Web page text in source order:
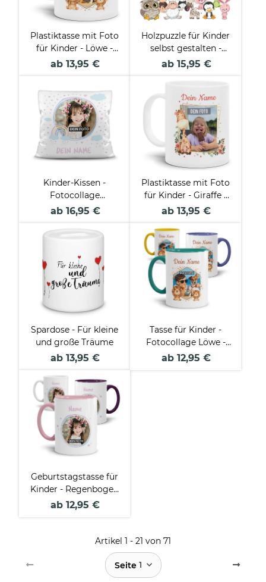
Plastiktasse mit Foto
für Kinder - Löwe -
mit Name
ab 13,95 €
Holzpuzzle für Kinder
selbst gestalten -
Kleines Puzzle mit
ab 15,95 €
Kinder-Kissen -
Fotocollage
Regenbogen
ab 16,95 €
Plastiktasse mit Foto
für Kinder - Giraffe -
mit Name
robustem Kunststoff
ab 13,95 €
Spardose - Für kleine
und große Träume
ab 13,95 €
Tasse für Kinder -
Fotocollage Löwe -
mit Name
ab 12,95 €
Geburtstagstasse für
Kinder - Regenbogen
- mit Alter und Name
ab 12,95 €
Artikel 1 - 21 von 71
Seite 1